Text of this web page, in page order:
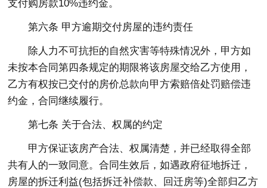
支付购房款10%违约金。
第六条 甲方逾期交付房屋的违约责任
除人力不可抗拒的自然灾害等特殊情况外，甲方如
未按本合同第四条规定的期限将该房屋交给乙方使用，
乙方有权按已交付的房价总款向甲方索赔倍处罚赔偿违
约金，合同继续履行。
第七条 关于合法、权属的约定
甲方保证该房产合法、权属清楚，并已经取得全部
共有人的一致同意。合同生效后，如遇政府征地拆迁，
房屋的拆迁利益(包括拆迁补偿款、回迁房等)全部归乙方